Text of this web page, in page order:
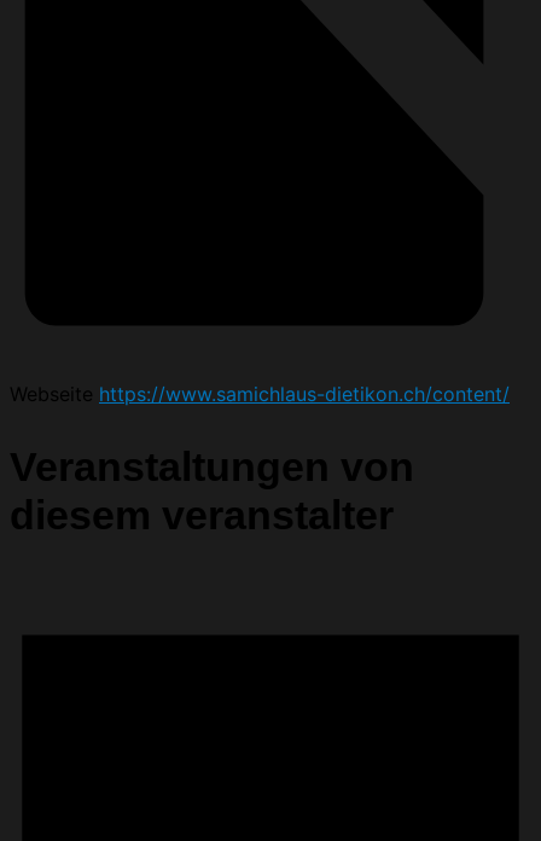
Webseite https://www.samichlaus-dietikon.ch/content/
Veranstaltungen von
diesem veranstalter